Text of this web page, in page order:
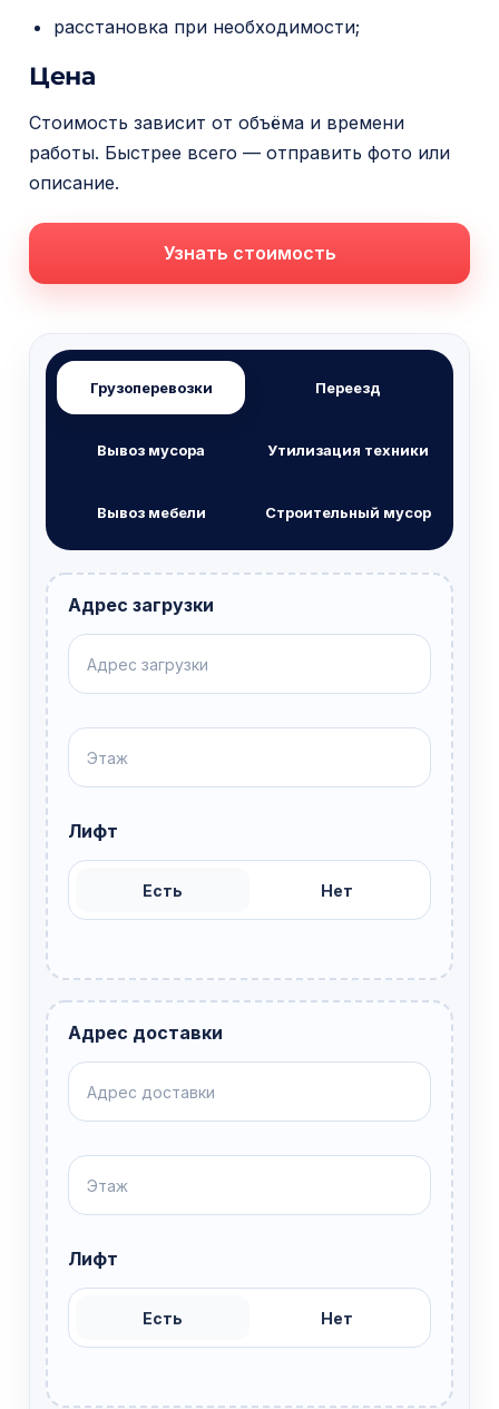
расстановка при необходимости;
Цена
Стоимость зависит от объёма и времени
работы. Быстрее всего — отправить фото или
описание.
Узнать стоимость
Грузоперевозки Переезд
Вывоз мусора Утилизация техники
Вывоз мебели Строительный мусор
Адрес загрузки
Лифт
Есть Нет
Адрес доставки
Лифт
Есть Нет